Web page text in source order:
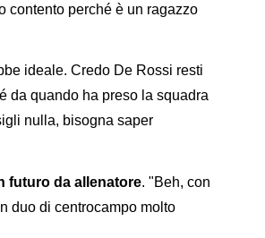
contento perché è un ragazzo
ideale. Credo De Rossi resti
da quando ha preso la squadra
nulla, bisogna saper
futuro da allenatore. "Beh, con
duo di centrocampo molto